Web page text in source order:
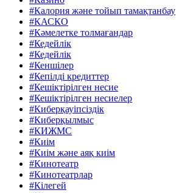
#Калория және тойып тамақтанбау
#КАСКО
#Кәмелетке толмағандар
#Кедейлік
#Кедейлік
#Кеншілер
#Кепілді кредиттер
#Кешіктірілген несие
#Кешіктірілген несиелер
#Киберқауіпсіздік
#Киберқылмыс
#КИЖМС
#Киім
#Киім және аяқ киім
#Кинотеатр
#Кинотеатрлар
#Кілегей